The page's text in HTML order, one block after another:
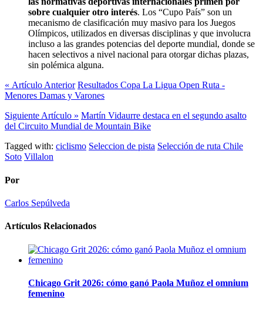
sobre cualquier otro interés. Los “Cupo País” son un
mecanismo de clasificación muy masivo para los Juegos
Olímpicos, utilizados en diversas disciplinas y que involucra
incluso a las grandes potencias del deporte mundial, donde se
hacen selectivos a nivel nacional para otorgar dichas plazas,
sin polémica alguna.
« Artículo Anterior Resultados Copa La Ligua Open Ruta -
Menores Damas y Varones
Siguiente Artículo » Martín Vidaurre destaca en el segundo asalto
del Circuito Mundial de Mountain Bike
Tagged with: ciclismo Seleccion de pista Selección de ruta Chile
Soto Villalon
Por
Carlos Sepúlveda
Artículos Relacionados
Chicago Grit 2026: cómo ganó Paola Muñoz el omnium
femenino